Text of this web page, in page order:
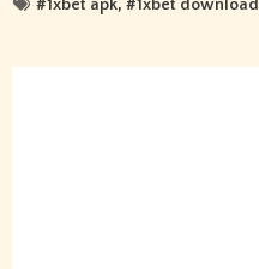
#1xbet apk, #1xbet download